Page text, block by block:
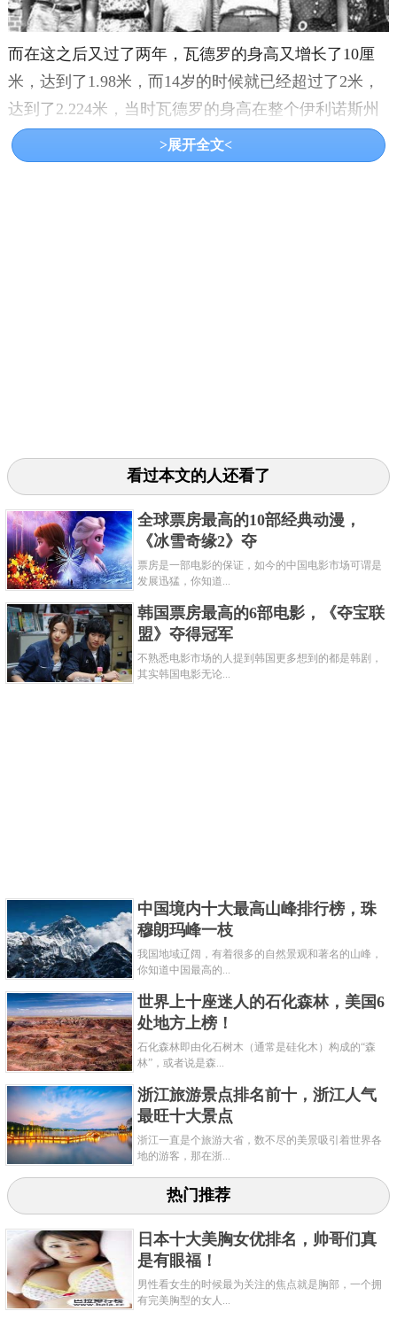
而在这之后又过了两年，瓦德罗的身高又增长了10厘
米，达到了1.98米，而14岁的时候就已经超过了2米，
达到了2.224米，当时瓦德罗的身高在整个伊利诺斯州
几乎无人能比，站在人群中几乎是鹤立鸡群，如果按
照他出生后历年的生长速度来计算，几乎每年他都会
但这种过快增长的身高并没有给瓦德罗带来多大的好
处，反而使得他的身体越来越差，并且日常生活受到
了巨大的阻碍，不仅走路的时候需要拄拐杖，不能长
久的站立和行走，甚至还会时常因为各种疾病入住医
院，尤其是流感总是会频繁的侵袭他的身体。不过也
是因为他的垂体瘤导致的一些并发症。
因此直到1940年7月的时候，瓦德罗就像世界上身高最
高的女人一样，在成年后就很快逝世了，不过不同的
是，他并不是因为垂体瘤并发症导致死亡，而是瓦德
罗在使用拐杖的时候，不幸的导致膝盖和脚踝受伤，
加上处理不当，因此造成血液感染和水疱，虽然之后
还是进行了手术，但是瓦德罗还是最终去世。
关键字：最高 人
>展开全文<
看过本文的人还看了
全球票房最高的10部经典动漫，
《冰雪奇缘2》夺
票房是一部电影的保证，如今的中国电影市场可谓是
发展迅猛，你知道...
韩国票房最高的6部电影，《夺宝联
盟》夺得冠军
不熟悉电影市场的人提到韩国更多想到的都是韩剧，
其实韩国电影无论...
中国境内十大最高山峰排行榜，珠
穆朗玛峰一枝
我国地域辽阔，有着很多的自然景观和著名的山峰，
你知道中国最高的...
世界上十座迷人的石化森林，美国6
处地方上榜！
石化森林即由化石树木（通常是硅化木）构成的“森
林”，或者说是森...
浙江旅游景点排名前十，浙江人气
最旺十大景点
浙江一直是个旅游大省，数不尽的美景吸引着世界各
地的游客，那在浙...
热门推荐
日本十大美胸女优排名，帅哥们真
是有眼福！
男性看女生的时候最为关注的焦点就是胸部，一个拥
有完美胸型的女人...